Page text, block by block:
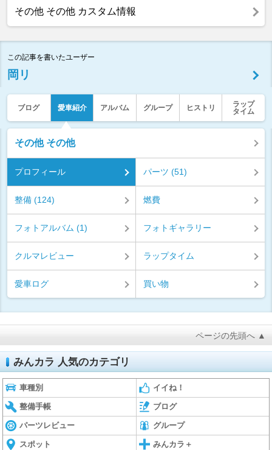
その他 その他 カスタム情報
この記事を書いたユーザー
岡リ
ブログ 愛車紹介 アルバム グループ ヒストリ
ラップ
タイム
その他 その他
プロフィール パーツ (51)
整備 (124) 燃費
フォトアルバム (1) フォトギャラリー
クルマレビュー ラップタイム
愛車ログ 買い物
ページの先頭へ ▲
みんカラ 人気のカテゴリ
車種別 イイね！
整備手帳 ブログ
パーツレビュー グループ
スポット みんカラ＋